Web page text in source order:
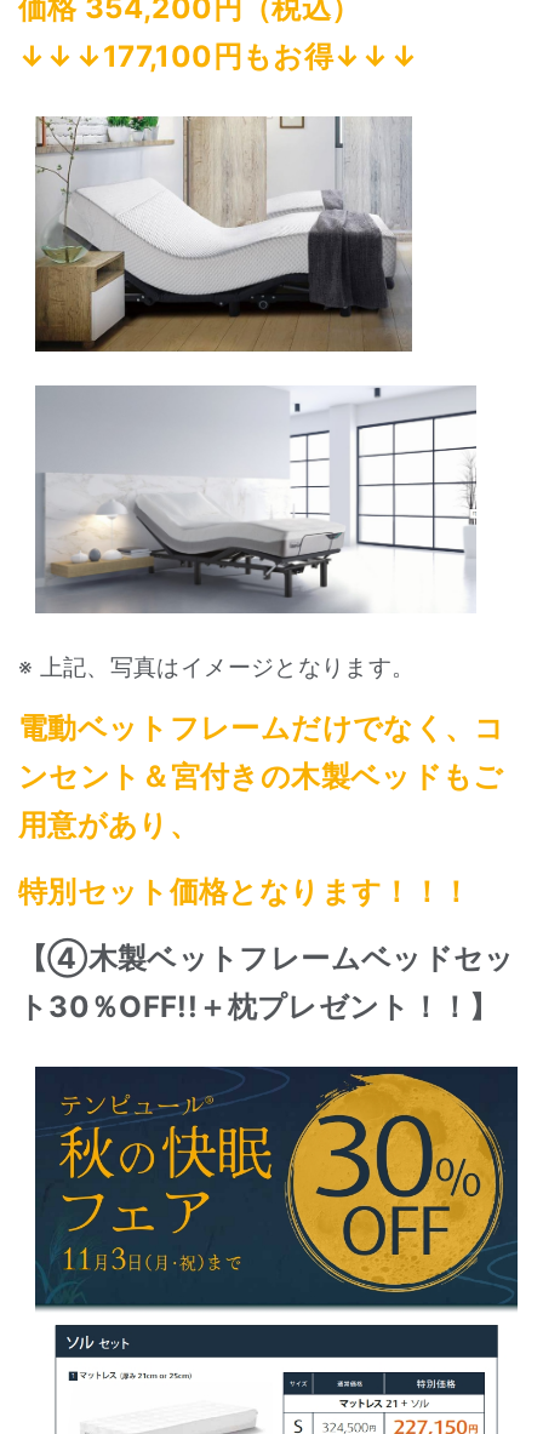
価格 354,200円（税込）
↓↓↓177,100円もお得↓↓↓
※ 上記、写真はイメージとなります。
電動ベットフレームだけでなく、コ
ンセント＆宮付きの木製ベッドもご
用意があり、
特別セット価格となります！！！
【④木製ベットフレームベッドセッ
ト30％OFF!!＋枕プレゼント！！】